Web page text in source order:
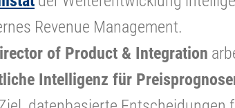
Revenue Management.
of Product & Integration
Intelligenz für